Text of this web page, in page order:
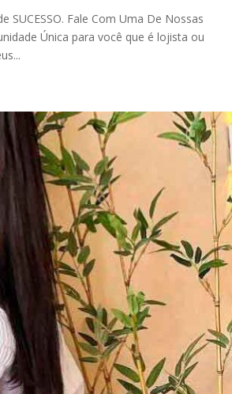
SUCESSO. Fale Com Uma De Nossas
Única para você que é lojista ou